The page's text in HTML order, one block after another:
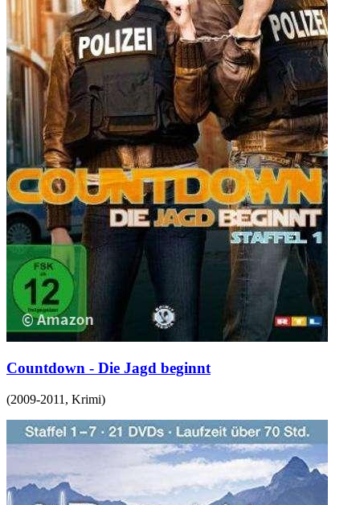
Countdown - Die Jagd beginnt
(2009-2011 , Krimi)